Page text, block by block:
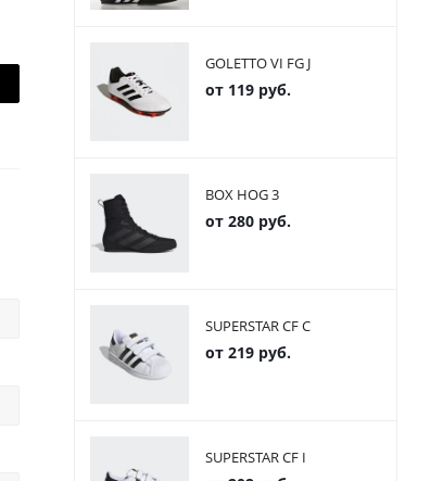
GOLETTO VI FG J
от 119 руб.
BOX HOG 3
от 280 руб.
SUPERSTAR CF C
от 219 руб.
SUPERSTAR CF I